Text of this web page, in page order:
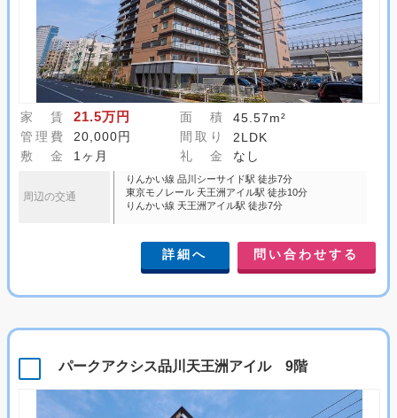
家 賃 21.5万円 面 積
45.57m²
管理費
20,000円 間取り
2LDK
敷 金
1ヶ月 礼 金 なし
周辺の交通
りんかい線 品川シーサイド駅 徒歩7分
東京モノレール 天王洲アイル駅 徒歩10分
りんかい線 天王洲アイル駅 徒歩7分
詳細へ 問い合わせする
パークアクシス品川天王洲アイル 9階